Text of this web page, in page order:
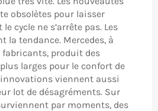
obsolètes pour laisser
le cycle ne s’arrête pas. Les
la tendance. Mercedes, à
fabricants, produit des
larges pour le confort de
viennent aussi
lot de désagréments. Sur
par moments, des